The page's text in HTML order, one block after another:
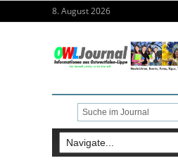
8. August 2026